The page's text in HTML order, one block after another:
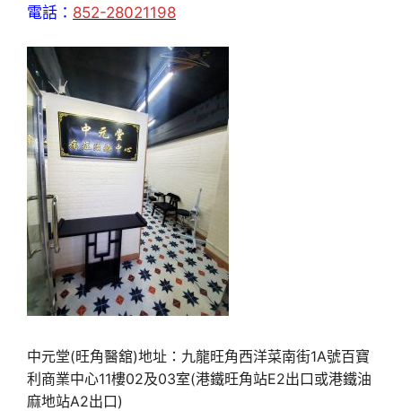
電話： 852-28021198
中元堂(旺角醫舘)地址：九龍旺角西洋菜南街1A號百寶
利商業中心11樓02及03室(港鐵旺角站E2出口或港鐵油
麻地站A2出口)